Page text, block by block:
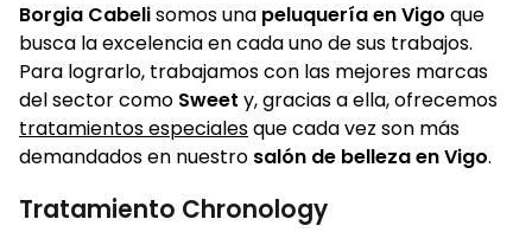
Borgia Cabelisomos una peluquería en Vigo que
busca la excelencia en cada uno de sus trabajos.
Para lograrlo, trabajamos con las mejores marcas
del sector como Sweet y, gracias a ella, ofrecemos
tratamientos especialesque cada vez son más
demandados en nuestro salón de belleza en Vigo.
Tratamiento Chronology